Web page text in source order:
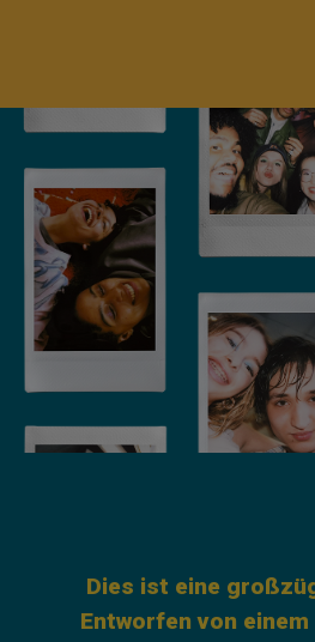
Dies ist eine
Entworfen von